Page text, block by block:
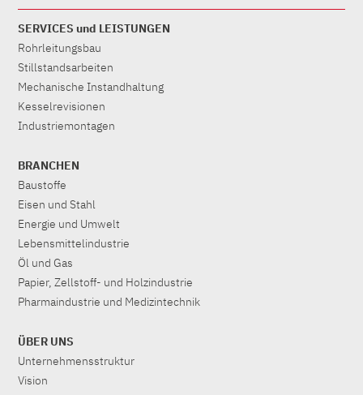
SERVICES und LEISTUNGEN
Rohrleitungsbau
Stillstandsarbeiten
Mechanische Instandhaltung
Kesselrevisionen
Industriemontagen
BRANCHEN
Baustoffe
Eisen und Stahl
Energie und Umwelt
Lebensmittelindustrie
Öl und Gas
Papier, Zellstoff- und Holzindustrie
Pharmaindustrie und Medizintechnik
ÜBER UNS
Unternehmensstruktur
Vision